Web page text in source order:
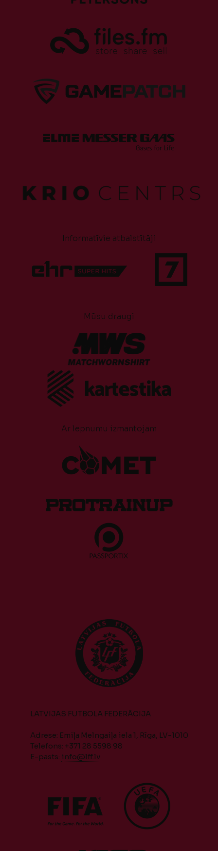
Informatīvie atbalstītāji
Mūsu draugi
Ar lepnumu izmantojam
LATVIJAS FUTBOLA FEDERĀCIJA
Adrese: Emiļa Melngaiļa iela 1, Rīga, LV-1010
Telefons: +371 28 5598 98
E-pasts: info@lff.lv